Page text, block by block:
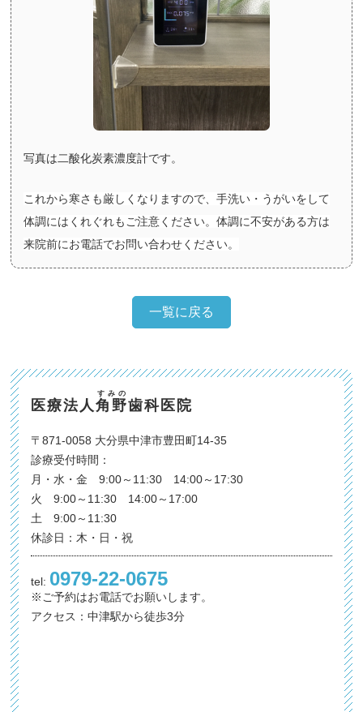
写真は二酸化炭素濃度計です。
これから寒さも厳しくなりますので、手洗い・うがいをして
体調にはくれぐれもご注意ください。体調に不安がある方は
来院前にお電話でお問い合わせください。
一覧に戻る
医療法人角野
すみの
歯科医院
〒871-0058 大分県中津市豊田町14-35
診療受付時間：
月・水・金 9:00～11:30 14:00～17:30
火 9:00～11:30 14:00～17:00
土 9:00～11:30
休診日：木・日・祝
tel: 0979-22-0675
※ご予約はお電話でお願いします。
アクセス：中津駅から徒歩3分